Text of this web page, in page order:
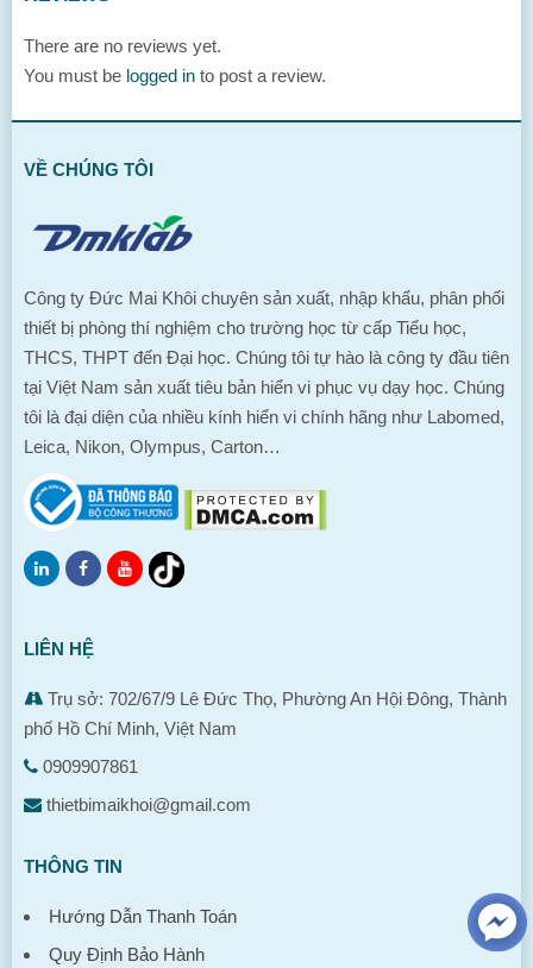
There are no reviews yet.
You must be logged in to post a review.
VỀ CHÚNG TÔI
Công ty Đức Mai Khôi chuyên sản xuất, nhập khẩu, phân phối
thiết bị phòng thí nghiệm cho trường học từ cấp Tiểu học,
THCS, THPT đến Đại học. Chúng tôi tự hào là công ty đầu tiên
tại Việt Nam sản xuất tiêu bản hiển vi phục vụ dạy học. Chúng
tôi là đại diện của nhiều kính hiển vi chính hãng như Labomed,
Leica, Nikon, Olympus, Carton…
LIÊN HỆ
Trụ sở: 702/67/9 Lê Đức Thọ, Phường An Hội Đông, Thành
phố Hồ Chí Minh, Việt Nam
0909907861
thietbimaikhoi@gmail.com
THÔNG TIN
Hướng Dẫn Thanh Toán
Quy Định Bảo Hành